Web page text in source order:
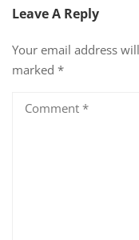
Leave A Reply
Your email address
marked *